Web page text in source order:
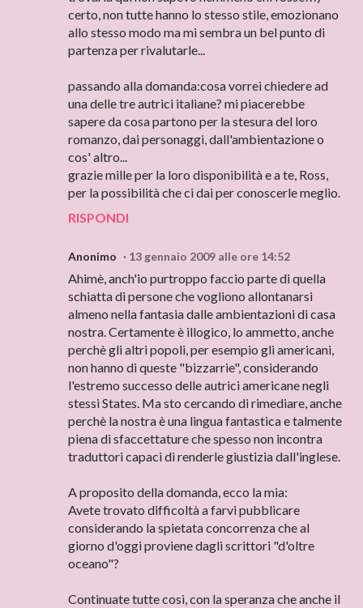
certo, non tutte hanno lo stesso stile, emozionano
allo stesso modo ma mi sembra un bel punto di
partenza per rivalutarle...
passando alla domanda:cosa vorrei chiedere ad
una delle tre autrici italiane? mi piacerebbe
sapere da cosa partono per la stesura del loro
romanzo, dai personaggi, dall'ambientazione o
cos' altro...
grazie mille per la loro disponibilità e a te, Ross,
per la possibilità che ci dai per conoscerle meglio.
RISPONDI
Anonimo 13 gennaio 2009 alle ore 14:52
Ahimè, anch'io purtroppo faccio parte di quella
schiatta di persone che vogliono allontanarsi
almeno nella fantasia dalle ambientazioni di casa
nostra. Certamente è illogico, lo ammetto, anche
perchè gli altri popoli, per esempio gli americani,
non hanno di queste "bizzarrie", considerando
l'estremo successo delle autrici americane negli
stessi States. Ma sto cercando di rimediare, anche
perchè la nostra è una lingua fantastica e talmente
piena di sfaccettature che spesso non incontra
traduttori capaci di renderle giustizia dall'inglese.
A proposito della domanda, ecco la mia:
Avete trovato difficoltà a farvi pubblicare
considerando la spietata concorrenza che al
giorno d'oggi proviene dagli scrittori "d'oltre
oceano"?
Continuate tutte così, con la speranza che anche il